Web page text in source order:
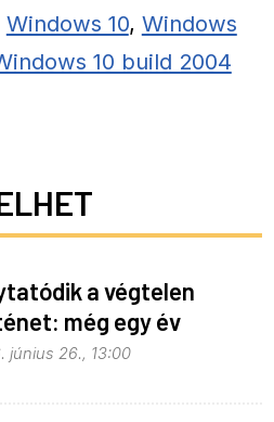
Windows 10, Windows
10 build 2004
a végtelen
még egy év
a Windows 10-nek
június 26., 13:00